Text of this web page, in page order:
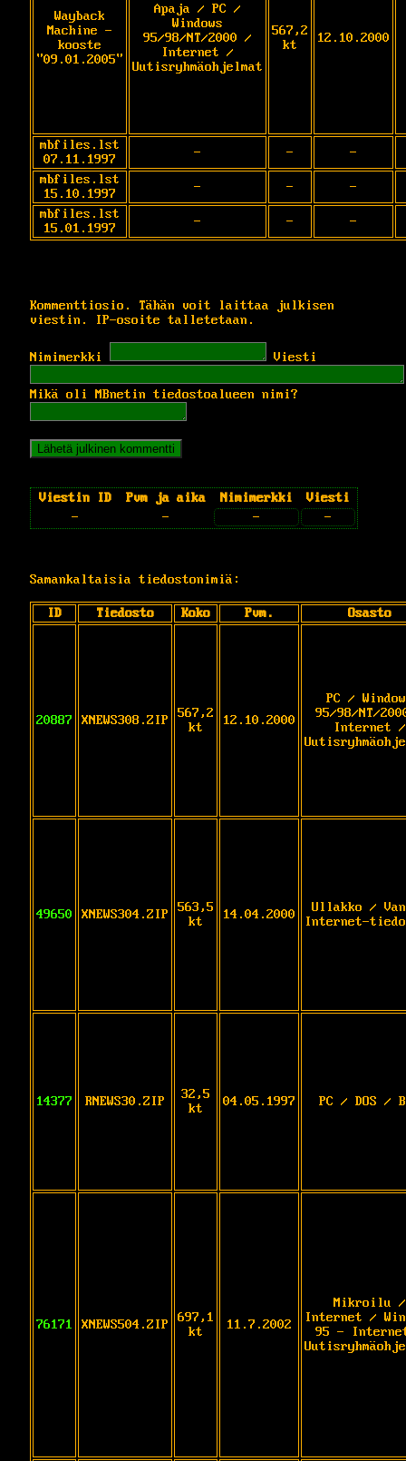
Wayback
Machine -
kooste
"09.01.2005"
Apaja / PC /
Windows
95/98/NT/2000 /
Internet /
Uutisryhmäohjelmat
567,2
kt
12.10.2000
mbfiles.lst
07.11.1997
- -
-
mbfiles.lst
15.10.1997
- -
-
mbfiles.lst
15.01.1997
- - -
Kommenttiosio. Tähän voit laittaa julkisen
viestin. IP-osoite talletetaan.
Nimimerkki Viesti
Mikä oli MBnetin tiedostoalueen nimi?
Viestin ID Pvm ja aika Nimimerkki
Viesti
-
- - -
Samankaltaisia tiedostonimiä:
ID Tiedosto Koko Pvm. Osasto
20887 XNEWS308.ZIP
567,2
kt
12.10.2000
PC /
95/98/NT/
Internet /
49650 XNEWS304.ZIP
563,5
kt
14.04.2000
Ullakko /
Internet-
14377 RNEWS30.ZIP
32,5
kt
04.05.1997 PC / DOS /
76171 XNEWS504.ZIP
697,1
kt
11.7.2002
Mikroilu /
Internet /
95 -